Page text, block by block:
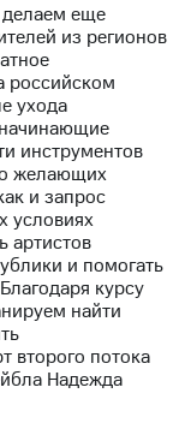
делаем еще
из регионов
российском
ухода
инструментов
желающих
и запрос
условиях
артистов
и помогать
курсу
найти
второго потока
Надежда